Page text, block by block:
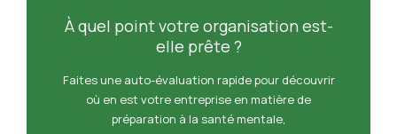
À quel point votre organisation est-
elle prête ?
Faites une auto-évaluation rapide pour découvrir
où en est votre entreprise en matière de
préparation à la santé mentale,